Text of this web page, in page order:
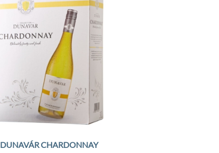
DUNAVÁR CHARDONNAY